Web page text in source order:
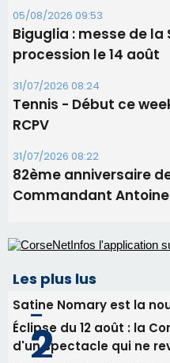
31/07/2026 08:22
82ème anniversaire
Commandant Antoine
Les plus lus
Satine Nomary est la
Éclipse du 12 août : la
d'un spectacle qui ne
avant le concert de
consommation en recul
La gendarmerie alerte
face à une nouvelle
vin